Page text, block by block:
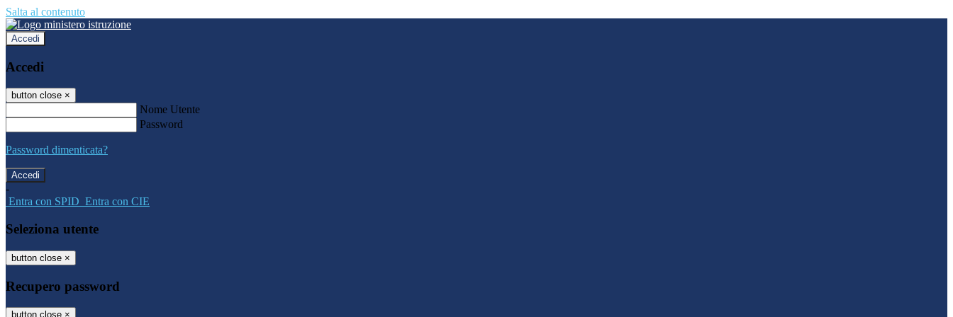
Salta al contenuto
Accedi
Accedi
button close ×
Nome Utente
Password
Password dimenticata?
-
Entra con SPID Entra con CIE
Seleziona utente
button close ×
Recupero password
button close ×